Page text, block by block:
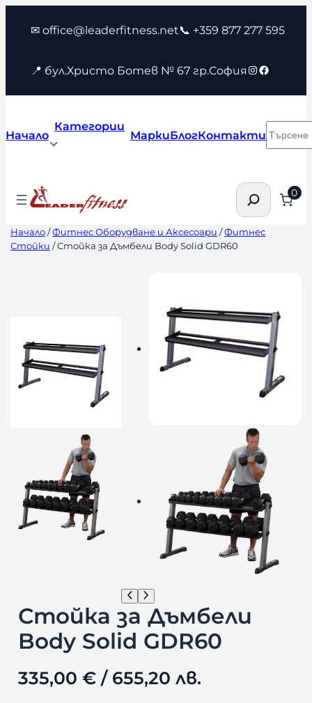
съдържанието
✉ office@leaderfitness.net📞 +359 877 277 595
📍 бул.Христо Ботев № 67 гр.София Instagram
Facebook
Начало
Категории
МаркиБлогКонтакти
Търсене 0
Начало/Фитнес Оборудване и Аксесоари /Фитнес
Стойки / Стойка за Дъмбели Body Solid GDR60
Стойка за Дъмбели
Body Solid GDR60
335,00 €/ 655,20 лв.